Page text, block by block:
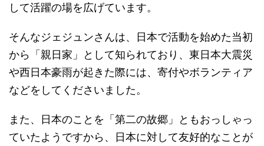
して活躍の場を広げています。
そんなジェジュンさんは、日本で活動を始めた当初
から「親日家」として知られており、東日本大震災
や西日本豪雨が起きた際には、寄付やボランティア
などをしてくださいました。
また、日本のことを「第二の故郷」ともおっしゃっ
ていたようですから、日本に対して友好的なことが